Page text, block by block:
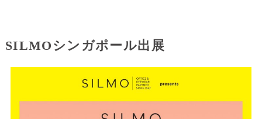
SILMOシンガポール出展